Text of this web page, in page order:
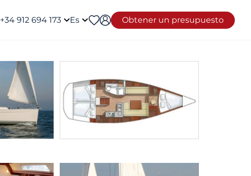
+34 912 694 173 Es Obtener un presupuesto